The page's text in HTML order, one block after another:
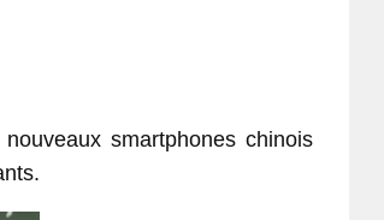
smartphones chinois